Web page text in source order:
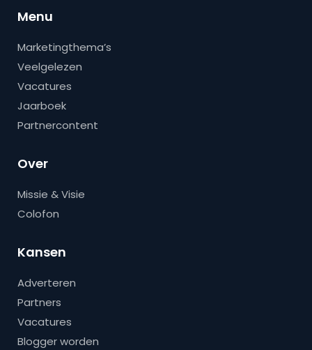
Menu
Marketingthema’s
Veelgelezen
Vacatures
Jaarboek
Partnercontent
Over
Missie & Visie
Colofon
Kansen
Adverteren
Partners
Vacatures
Blogger worden